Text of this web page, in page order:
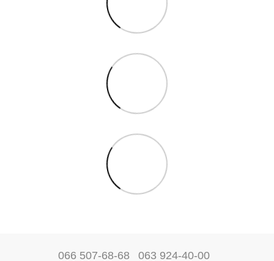
066 507-68-68 063 924-40-00